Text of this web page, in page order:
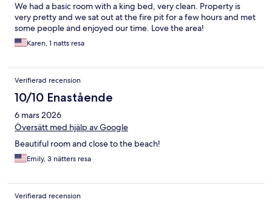
We had a basic room with a king bed, very clean. Property is
very pretty and we sat out at the fire pit for a few hours and met
some people and enjoyed our time. Love the area!
Karen, 1 natts resa
Verifierad recension
10/10 Enastående
6 mars 2026
Översätt med hjälp av Google
Beautiful room and close to the beach!
Emily, 3 nätters resa
Verifierad recension